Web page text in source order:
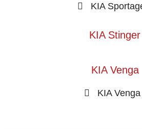
KIA
KIA Stinger
KIA Venga
KIA Venga